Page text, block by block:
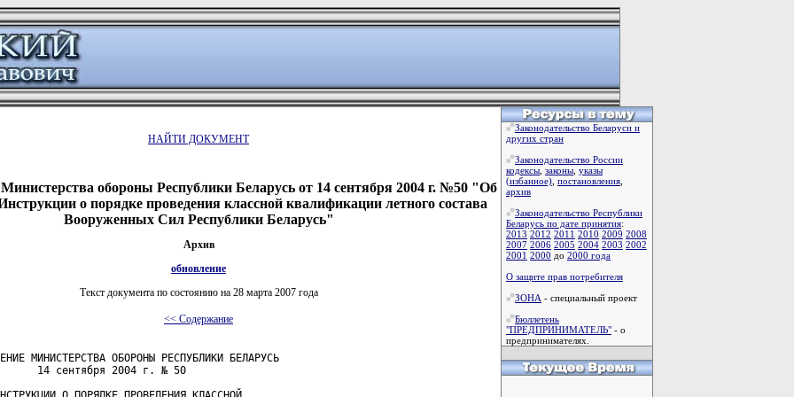
НАЙТИ ДОКУМЕНТ
обороны Республики Беларусь от 14 сентября 2004 г. №50 "Об
о порядке проведения классной квалификации летного состава
Вооруженных Сил Республики Беларусь"
Архив
обновление
Текст документа по состоянию на 28 марта 2007 года
<< Содержание
Законодательство Беларуси и
других стран
Законодательство России
кодексы законы указы
(избанное) постановления
архив
Законодательство Республики
Беларусь по дате принятия:
2013 2012 2011 2010 2009 2008
2007 2006 2005 2004 2003 2002
2001 2000 до 2000 года
О защите прав потребителя
ЗОНА - специальный проект
Бюллетень
"ПРЕДПРИНИМАТЕЛЬ" - о
предпринимателях.